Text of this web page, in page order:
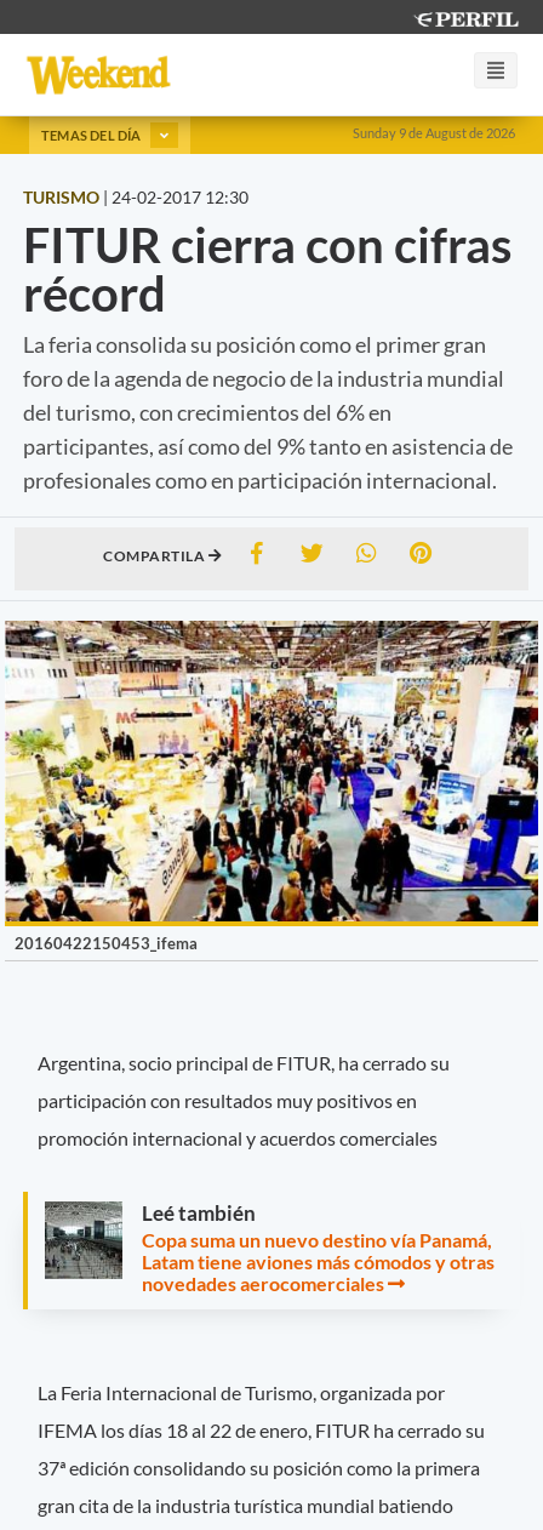
Sunday 9 de August de 2026
TEMAS DEL DÍA
TURISMO | 24-02-2017 12:30
FITUR cierra con cifras
récord
La feria consolida su posición como el primer gran
foro de la agenda de negocio de la industria mundial
del turismo, con crecimientos del 6% en
participantes, así como del 9% tanto en asistencia de
profesionales como en participación internacional.
COMPARTILA
20160422150453_ifema
Argentina, socio principal de FITUR, ha cerrado su
participación con resultados muy positivos en
promoción internacional y acuerdos comerciales
Leé también
Copa suma un nuevo destino vía Panamá,
Latam tiene aviones más cómodos y otras
novedades aerocomerciales
La Feria Internacional de Turismo, organizada por
IFEMA los días 18 al 22 de enero, FITUR ha cerrado su
37ª edición consolidando su posición como la primera
gran cita de la industria turística mundial batiendo